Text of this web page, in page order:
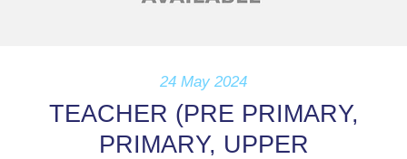
24 May 2024
TEACHER (PRE PRIMARY,
PRIMARY, UPPER